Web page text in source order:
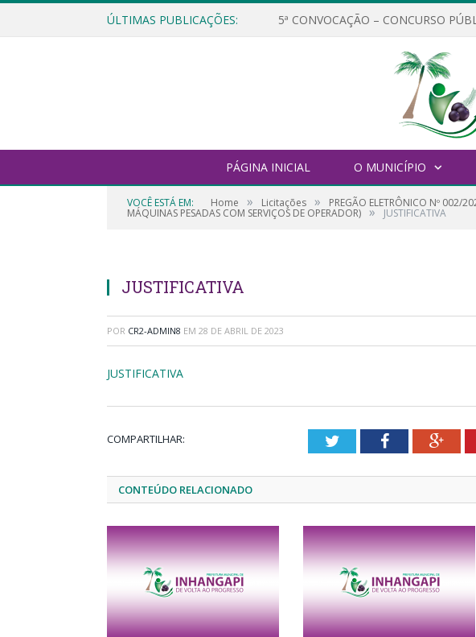
ÚLTIMAS PUBLICAÇÕES: 5ª CONVOCAÇÃO – CONCURSO
PÁGINA INICIAL O MUNICÍPIO
VOCÊ ESTÁ EM: Home » Licitações » PREGÃO ELETRÔNICO Nº 002/
MÁQUINAS PESADAS COM SERVIÇOS DE OPERADOR) » JUSTIFICATIVA
JUSTIFICATIVA
POR CR2-ADMIN8 EM 28 DE ABRIL DE 2023
JUSTIFICATIVA
COMPARTILHAR: TwitterFacebook
CONTEÚDO RELACIONADO